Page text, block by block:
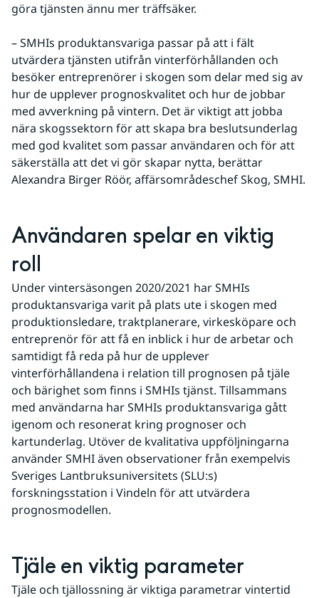
göra tjänsten ännu mer träffsäker.
– SMHIs produktansvariga passar på att i fält
utvärdera tjänsten utifrån vinterförhållanden och
besöker entreprenörer i skogen som delar med sig av
hur de upplever prognoskvalitet och hur de jobbar
med avverkning på vintern. Det är viktigt att jobba
nära skogssektorn för att skapa bra beslutsunderlag
med god kvalitet som passar användaren och för att
säkerställa att det vi gör skapar nytta, berättar
Alexandra Birger Röör, affärsområdeschef Skog, SMHI.
Användaren spelar en viktig
roll
Under vintersäsongen 2020/2021 har SMHIs
produktansvariga varit på plats ute i skogen med
produktionsledare, traktplanerare, virkesköpare och
entreprenör för att få en inblick i hur de arbetar och
samtidigt få reda på hur de upplever
vinterförhållandena i relation till prognosen på tjäle
och bärighet som finns i SMHIs tjänst. Tillsammans
med användarna har SMHIs produktansvariga gått
igenom och resonerat kring prognoser och
kartunderlag. Utöver de kvalitativa uppföljningarna
använder SMHI även observationer från exempelvis
Sveriges Lantbruksuniversitets (SLU:s)
forskningsstation i Vindeln för att utvärdera
prognosmodellen.
Tjäle en viktig parameter
Tjäle och tjällossning är viktiga parametrar vintertid